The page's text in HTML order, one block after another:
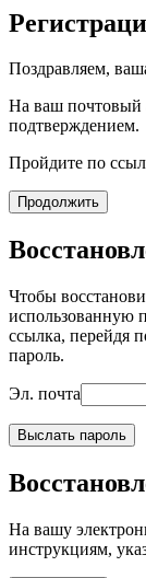
Поздравляем,
На ваш почтовый
подтверждением.
Пройдите по
Продолжить
Чтобы
использованную
ссылка, перейдя
пароль.
Эл. почта
Выслать пароль
На вашу
инструкциям,